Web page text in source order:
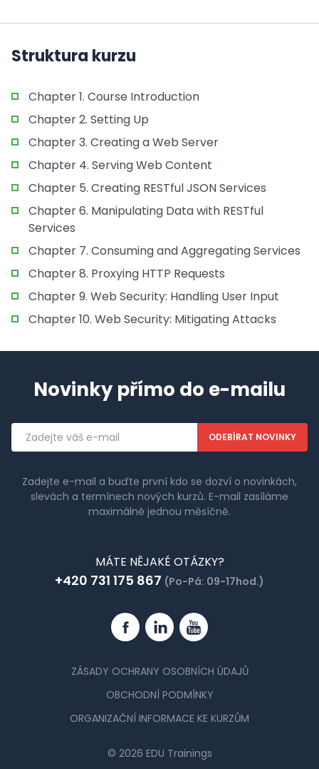
Struktura kurzu
Chapter 1. Course Introduction
Chapter 2. Setting Up
Chapter 3. Creating a Web Server
Chapter 4. Serving Web Content
Chapter 5. Creating RESTful JSON Services
Chapter 6. Manipulating Data with RESTful
Services
Chapter 7. Consuming and Aggregating Services
Chapter 8. Proxying HTTP Requests
Chapter 9. Web Security: Handling User Input
Chapter 10. Web Security: Mitigating Attacks
Novinky přímo do e-mailu
Emailová
adresa
Zadejte e-mail a buďte první kdo se dozví o novinkách,
slevách a termínech nových kurzů. E-mail zasíláme
maximálně jednou měsíčně.
MÁTE NĚJAKÉ OTÁZKY?
+420 731 175 867 (Po-Pá: 09-17hod.)
FacebookLinkedinYouTube
ZÁSADY OCHRANY OSOBNÍCH ÚDAJŮ
OBCHODNÍ PODMÍNKY
ORGANIZAČNÍ INFORMACE KE KURZŮM
© 2026 EDU Trainings